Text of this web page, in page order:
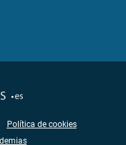
Política de cookies